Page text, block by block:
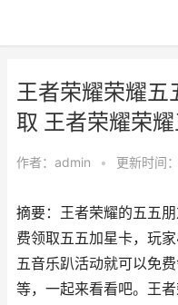
王者荣耀荣耀五
取 王者荣耀荣
作者： admin • 更新时间
摘要：王者荣耀的五五
费领取五五加星卡，玩
五音乐趴活动就可以免
等，一起来看看吧。王